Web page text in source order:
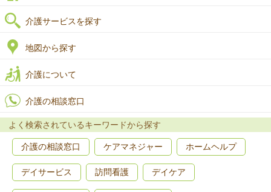
介護サービスを探す
地図から探す
介護について
介護の相談窓口
よく検索されているキーワードから探す
介護の相談窓口 ケアマネジャー ホームヘルプ
デイサービス 訪問看護 デイケア